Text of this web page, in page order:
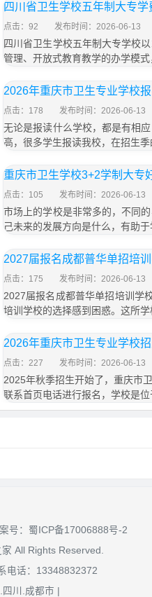
四川省卫生学校五年制大专
点击：92 发布时间：2026-06-13
四川省卫生学校五年制大专学校
管理、开放式教育教学的办学模
2026年重庆市卫生专业学校
点击：178 发布时间：2026-06-13
无论是报读什么学校，都是有相
高，很多学生报读我校，在招生
重庆市卫生学校3+2学制大专
点击：105 发布时间：2026-06-13
市场上的学校是非常多的，不同
己未来的发展方向是什么，有助
2027届报名成都普华单招培
点击：175 发布时间：2026-06-13
2027届报名成都普华单招培训学
培训学校的选择感到困惑。这所
2026年重庆市卫生专业学校
点击：227 发布时间：2026-06-13
2025年秋季招生开始了，重庆市
联系首页电话进行报名，学校是
号： 蜀ICP备17006888号-2
All Rights Reserved.
电话：13348832372
川.成都市 |